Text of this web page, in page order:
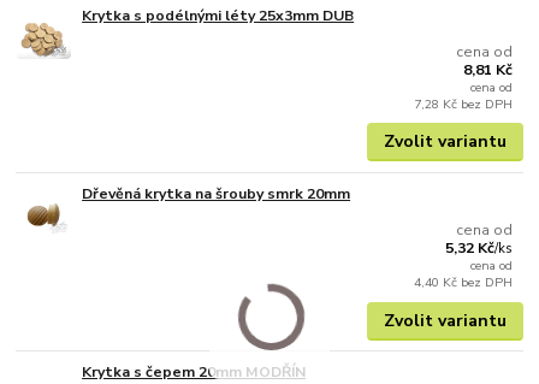
Krytka s podélnými léty 25x3mm DUB
cena od
8,81 Kč
cena od
7,28 Kč bez DPH
Zvolit variantu
Dřevěná krytka na šrouby smrk 20mm
cena od
5,32 Kč/ks
cena od
4,40 Kč bez DPH
Zvolit variantu
Krytka s čepem 20mm MODŘÍN